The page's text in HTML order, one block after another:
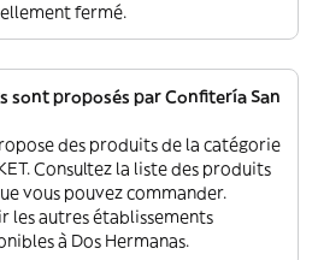
fermé.
sont proposés par Confitería San
des produits de la catégorie
Consultez la liste des produits
vous pouvez commander.
les autres établissements
à Dos Hermanas.